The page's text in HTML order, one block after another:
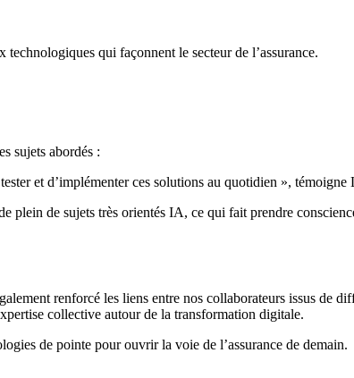
qui façonnent le secteur de l’assurance.
sujets abordés :
et d’implémenter ces solutions au quotidien »,
de sujets très orientés IA, ce qui fait prendre
renforcé les liens entre nos collaborateurs issus de
collective autour de la transformation digitale.
de pointe pour ouvrir la voie de l’assurance de demain.